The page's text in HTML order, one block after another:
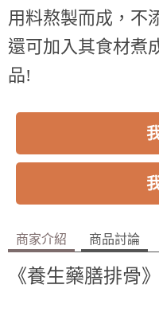
用 料熬製而成，不
還可加入其食材煮
品!
商家介紹 商品討論
《養生藥膳排骨》